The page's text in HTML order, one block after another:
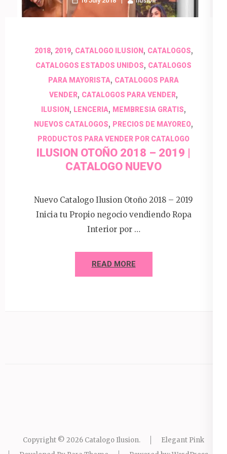
2018, 2019, CATALOGO ILUSION, CATALOGOS,
CATALOGOS ESTADOS UNIDOS, CATALOGOS
PARA MAYORISTA, CATALOGOS PARA
VENDER, CATALOGOS PARA VENDER,
ILUSION , LENCERIA, MEMBRESIA GRATIS,
NUEVOS CATALOGOS, PRECIOS DE MAYOREO,
PRODUCTOS PARA VENDER POR CATALOGO
ILUSION OTOÑO 2018 – 2019 |
CATALOGO NUEVO
Nuevo Catalogo Ilusion Otoño 2018 – 2019
Inicia tu Propio negocio vendiendo Ropa
Interior por …
READ MORE
Copyright © 2026 Catalogo Ilusion.
Elegant Pink